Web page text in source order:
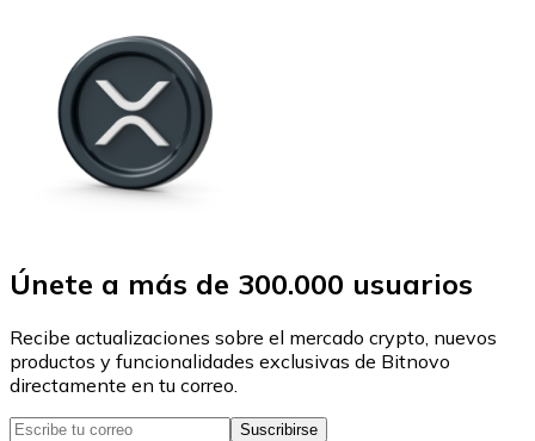
Únete a más de 300.000 usuarios
Recibe actualizaciones sobre el mercado crypto, nuevos
productos y funcionalidades exclusivas de Bitnovo
directamente en tu correo.
Suscribirse